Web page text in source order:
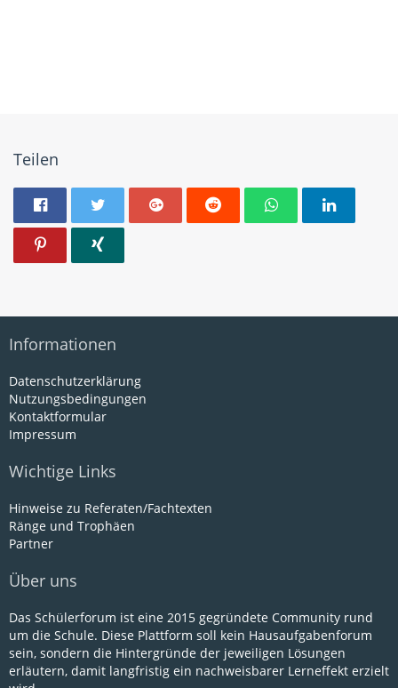
Teilen
Informationen
Datenschutzerklärung
Nutzungsbedingungen
Kontaktformular
Impressum
Wichtige Links
Hinweise zu Referaten/Fachtexten
Ränge und Trophäen
Partner
Über uns
Das Schülerforum ist eine 2015 gegründete Community rund
um die Schule. Diese Plattform soll kein Hausaufgabenforum
sein, sondern die Hintergründe der jeweiligen Lösungen
erläutern, damit langfristig ein nachweisbarer Lerneffekt erzielt